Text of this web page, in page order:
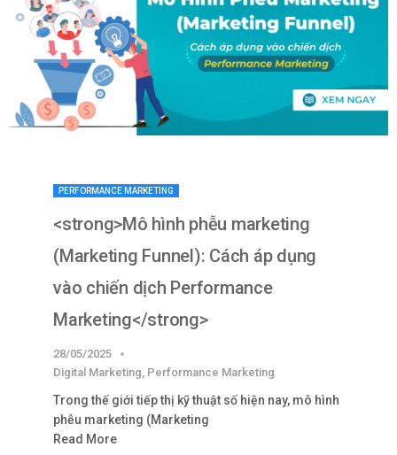
PERFORMANCE MARKETING
<strong>Mô hình phễu marketing
(Marketing Funnel): Cách áp dụng
vào chiến dịch Performance
Marketing</strong>
28/05/2025
Digital Marketing Performance Marketing
Trong thế giới tiếp thị kỹ thuật số hiện nay, mô hình
phễu marketing (Marketing
Read More